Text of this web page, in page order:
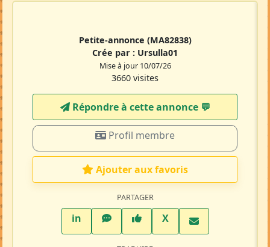
Petite-annonce (MA82838)
Crée par : Ursulla01
Mise à jour 10/07/26
3660 visites
Répondre à cette annonce 💬​
Profil membre
Ajouter aux favoris
PARTAGER
inLinkedInWhatsAppFacebook
XTwitter X